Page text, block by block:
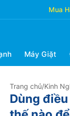
Mua
Máy Giặt
Trang chủ/Kinh
Dùng